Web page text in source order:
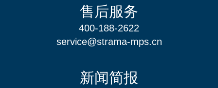
售后服务
400-188-2622
service@strama-mps.cn
新闻简报